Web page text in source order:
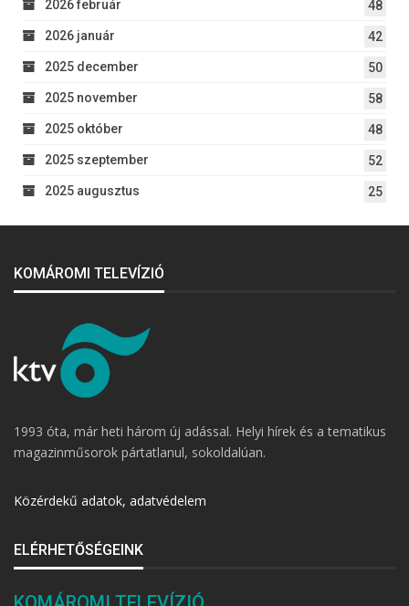
2026 február 48
2026 január 42
2025 december 50
2025 november 58
2025 október 48
2025 szeptember 52
2025 augusztus 25
KOMÁROMI TELEVÍZIÓ
1993 óta, már heti három új adással. Helyi hírek és a tematikus
magazinműsorok pártatlanul, sokoldalúan.
Közérdekű adatok, adatvédelem
ELÉRHETŐSÉGEINK